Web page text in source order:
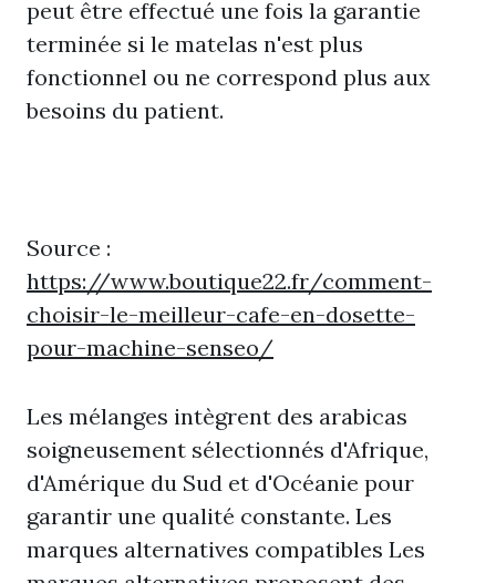
peut être effectué une fois la garantie
terminée si le matelas n'est plus
fonctionnel ou ne correspond plus aux
besoins du patient.
Source :
https://www.boutique22.fr/comment-
choisir-le-meilleur-cafe-en-dosette-
pour-machine-senseo/
Les mélanges intègrent des arabicas
soigneusement sélectionnés d'Afrique,
d'Amérique du Sud et d'Océanie pour
garantir une qualité constante. Les
marques alternatives compatibles Les